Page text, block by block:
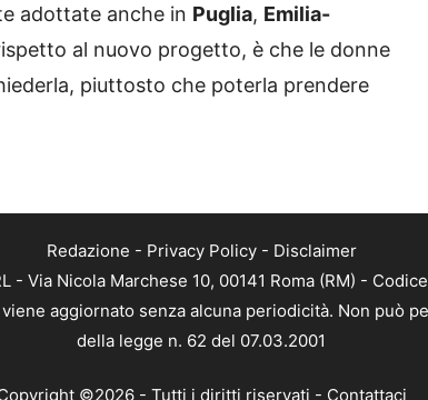
adottate anche in Puglia, Emilia-
al nuovo progetto, è che le donne
piuttosto che poterla prendere
Redazione - Privacy Policy- Disclaimer
- Via Nicola Marchese 10, 00141 Roma (RM) -
aggiornato senza alcuna periodicità. Non può
della legge n. 62 del 07.03.2001
©2026 - Tutti i diritti riservati - Contattaci